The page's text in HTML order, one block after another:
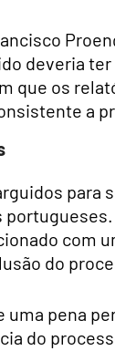
deveria
que os
a
para
com
do
pena
do